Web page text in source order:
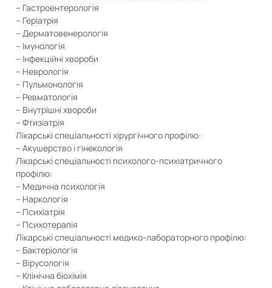
– Гастроентерологія
– Геріатрія
– Дерматовенерологія
– Імунологія
– Інфекційні хвороби
– Неврологія
– Пульмонологія
– Ревматологія
– Внутрішні хвороби
– Фтизіатрія
Лікарські спеціальності хірургічного профілю:
– Акушерство і гінекологія
Лікарські спеціальності психолого-психіатричного
профілю:
– Медична психологія
– Наркологія
– Психіатрія
– Психотерапія
Лікарські спеціальності медико-лабораторного профілю:
– Бактеріологія
– Вірусологія
– Клінічна біохімія